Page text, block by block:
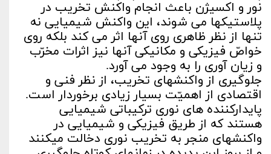
نور و اکسیژن باعث انجام واکنش تخریب در
پلاستیک­ها می­ شوند، این واکنش شیمیایی نه
تنها از نظر ظاهری روی آن­ها اثر می­ کند بلکه روی
خواصّ فیزیکی و مکانیکی آن­ها نیز اثرات مخرّب
و زیان­ آوری را به­ وجود می ­آورد.
جلوگیری از واکنش­های تخریب، از نظر فنی و
اقتصادی از اهمیّت بسیار زیادی برخوردار است.
پایدارکننده­ های نوری ترکیباتی شیمیایی
هستند که از طریق فیزیکی و شیمیایی در
واکنش­های منجر به تخریب نوری دخالت می­کنند